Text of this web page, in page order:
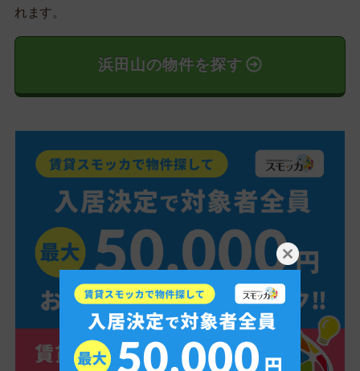
れます。
浜田山の物件を探す